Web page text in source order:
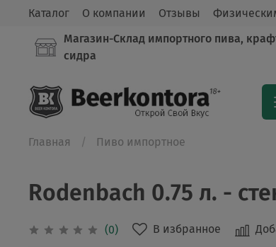
Каталог О компании Отзывы
Магазин-Склад импортного пива,
сидра
Главная Пиво импортное
Rodenbach 0.75 л. -
(0) В избранное